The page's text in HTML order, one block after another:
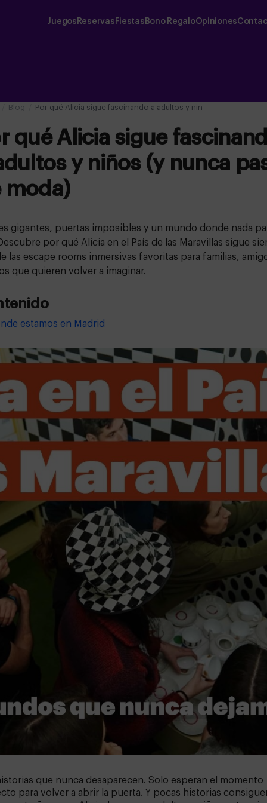
Juegos Reservas Fiestas Bono RegaloOpiniones
Blog Por qué Alicia sigue fascinando a adultos y niños (y nunca pasa
qué Alicia sigue
y niños (y nunca
moda)
gigantes, puertas imposibles y un mundo donde nada
por qué Alicia en el País de las Maravillas sigue
las escape rooms inmersivas favoritas para familias,
que quieren volver a imaginar.
estamos en Madrid
que nunca desaparecen. Solo esperan el momento
para volver a abrir la puerta. Y pocas historias